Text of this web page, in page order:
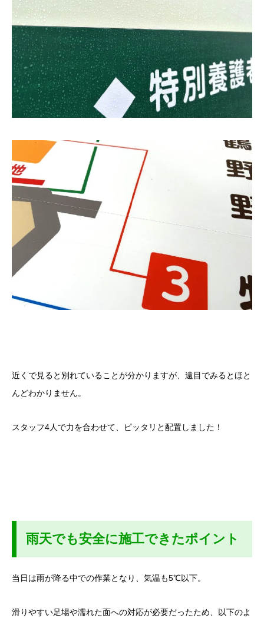
近くで見ると別れていることが分かりますが、遠目でみるとほと
んどわかりません。
スタッフ4人で力を合わせて、ピッタリと配置しました！
雨天でも安全に施工できたポイント
当日は雨が降る中での作業となり、気温も5℃以下。
滑りやすい足場や濡れた面への対応が必要だったため、以下のよ